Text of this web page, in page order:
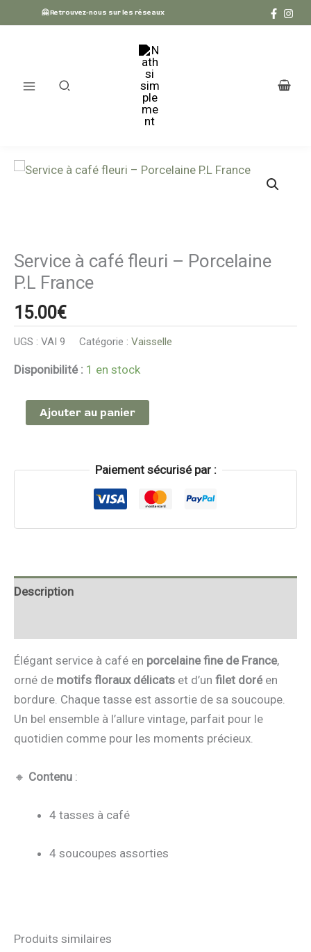
au
🤗 Retrouvez-nous sur les réseaux
Service à café fleuri – Porcelaine
P.L France
15.00€
UGS : VAI 9 Catégorie : Vaisselle
Disponibilité : 1 en stock
quantité
fleuri
–
Porcelaine
P.L
France
Ajouter au panier
Paiement sécurisé par :
Description
Élégant service à café en porcelaine fine de France,
orné de motifs floraux délicats et d’un filet doréen
bordure. Chaque tasse est assortie de sa soucoupe.
Un bel ensemble à l’allure vintage, parfait pour le
quotidien comme pour les moments précieux.
🔸 Contenu :
4 tasses à café
4 soucoupes assorties
Produits similaires